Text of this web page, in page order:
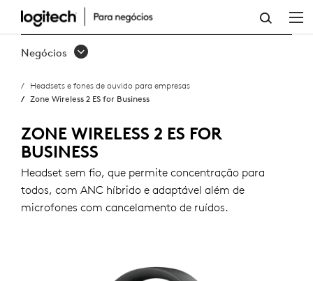
ZONE
WIRELESS
ES
FOR
BUSINESS
Negócios
Headsets e fones de ouvido para empresas
Zone Wireless 2 ES for Business
ZONE WIRELESS 2 ES FOR
BUSINESS
Headset sem fio, que permite concentração para
todos, com ANC híbrido e adaptável além de
microfones com cancelamento de ruídos.